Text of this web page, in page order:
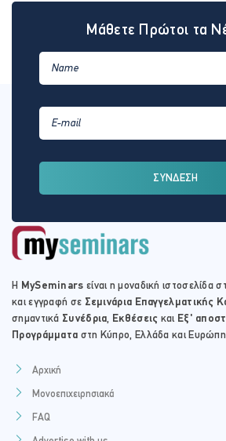
Μάθετε Πρώτοι τα
ΣΥΝΔΕΣΗ
Η MySeminars είναι η μοναδική ιστοσελίδα
και εγγραφή σε Σεμινάρια Επαγγελματικής
σημαντικά Συνέδρια, Εκθέσεις και Εξ'
Προγράμματα στη Κύπρο, Ελλάδα και
Αρχική
Μονοεπιχειρησιακά
FAQ